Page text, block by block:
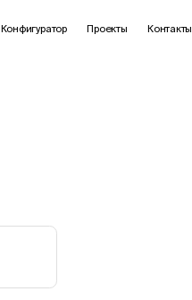
Конфигуратор Проекты Контакты